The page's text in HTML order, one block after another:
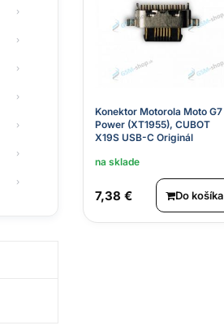
Konektor Motorola Moto G7
Power (XT1955), CUBOT
X19S USB-C Originál
na sklade
7,38 € Do košíka